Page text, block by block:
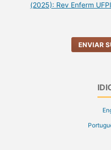
(2025): Rev Enferm UFPI
ENVIAR